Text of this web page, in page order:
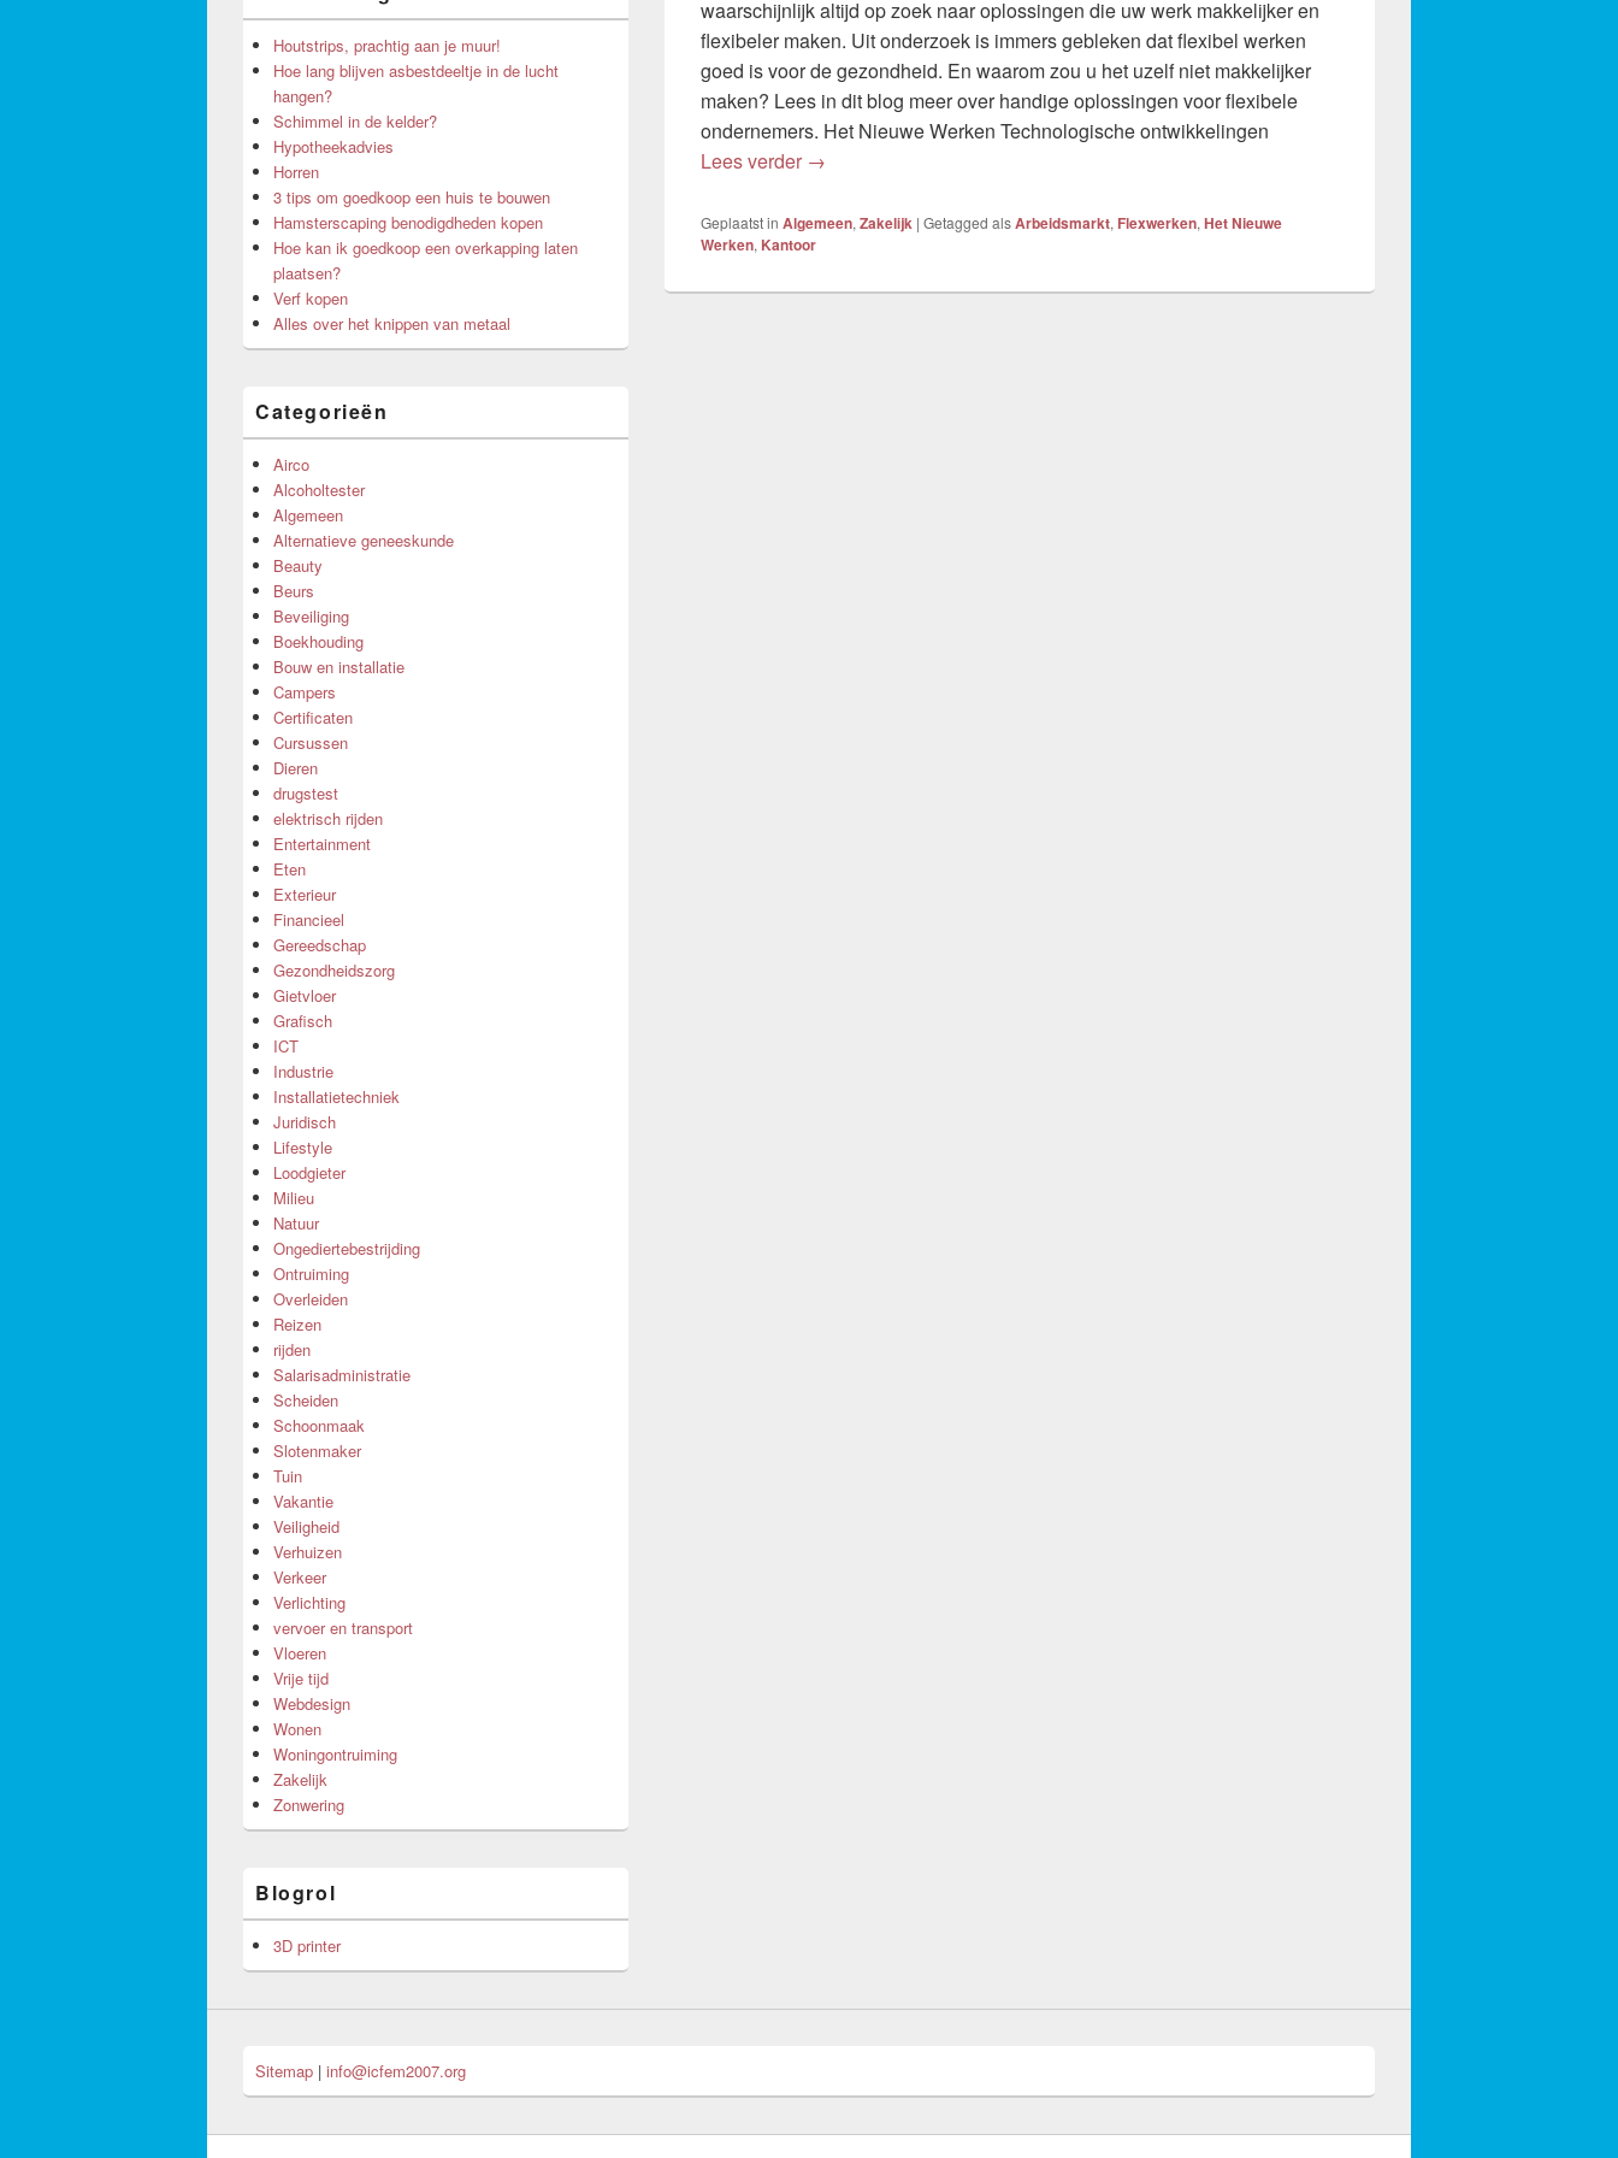
waarschijnlijk altijd op zoek naar oplossingen die uw werk makkelijker en
flexibeler maken. Uit onderzoek is immers gebleken dat flexibel werken
goed is voor de gezondheid. En waarom zou u het uzelf niet makkelijker
maken? Lees in dit blog meer over handige oplossingen voor flexibele
ondernemers. Het Nieuwe Werken Technologische ontwikkelingen
Lees verder Virtueel kantoor: Het Nieuwe Werken
→
Geplaatst in Algemeen, Zakelijk | Getagged alsArbeidsmarkt, Flexwerken, Het Nieuwe
Werken, Kantoor
Houtstrips, prachtig aan je muur!
Hoe lang blijven asbestdeeltje in de lucht
hangen?
Schimmel in de kelder?
Hypotheekadvies
Horren
3 tips om goedkoop een huis te bouwen
Hamsterscaping benodigdheden kopen
Hoe kan ik goedkoop een overkapping laten
plaatsen?
Verf kopen
Alles over het knippen van metaal
Categorieën
Airco
Alcoholtester
Algemeen
Alternatieve geneeskunde
Beauty
Beurs
Beveiliging
Boekhouding
Bouw en installatie
Campers
Certificaten
Cursussen
Dieren
drugstest
elektrisch rijden
Entertainment
Eten
Exterieur
Financieel
Gereedschap
Gezondheidszorg
Gietvloer
Grafisch
ICT
Industrie
Installatietechniek
Juridisch
Lifestyle
Loodgieter
Milieu
Natuur
Ongediertebestrijding
Ontruiming
Overleiden
Reizen
rijden
Salarisadministratie
Scheiden
Schoonmaak
Slotenmaker
Tuin
Vakantie
Veiligheid
Verhuizen
Verkeer
Verlichting
vervoer en transport
Vloeren
Vrije tijd
Webdesign
Wonen
Woningontruiming
Zakelijk
Zonwering
Blogrol
3D printer
Sitemap | info@icfem2007.org